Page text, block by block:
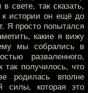
свете, так сказать,
к истории он ещё до
Я просто попытался
какие я вижу
мы собрались в
разваленного,
так получилось, что
родилась вполне
силы, которая это